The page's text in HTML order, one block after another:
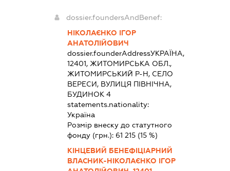
dossier.foundersAndBenef:
НІКОЛАЄНКО ІГОР
АНАТОЛІЙОВИЧ
dossier.founderAddressУКРАЇНА,
12401, ЖИТОМИРСЬКА ОБЛ.,
ЖИТОМИРСЬКИЙ Р-Н, СЕЛО
ВЕРЕСИ, ВУЛИЦЯ ПІВНІЧНА,
БУДИНОК 4
statements.nationality:
Україна
Розмір внеску до статутного
фонду (грн.): 61 215 (15 %)
КІНЦЕВИЙ БЕНЕФІЦІАРНИЙ
ВЛАСНИК-НІКОЛАЄНКО ІГОР